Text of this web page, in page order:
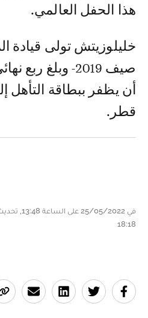
هذا الحفل العالمي.
خليلوزيتش تولى قيادة
صيف 2019- وبلغ
أن يظفر ببطاقة التأهل
قطر.
18:18